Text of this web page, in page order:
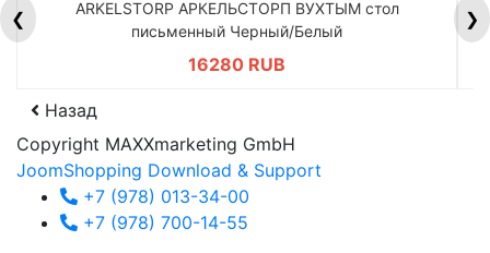
❮
ARKELSTORP АРКЕЛЬСТОРП ВУХТЫМ стол
письменный Черный/Белый
16280 RUB
❯
Назад
Copyright MAXXmarketing GmbH
JoomShopping Download & Support
+7 (978) 013-34-00
+7 (978) 700-14-55